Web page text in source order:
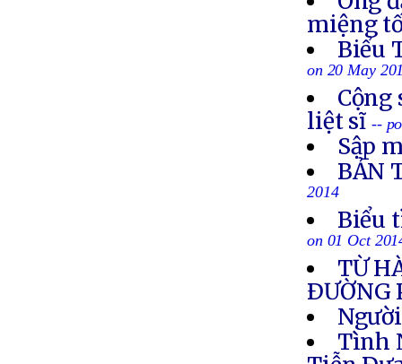
miệng
Biểu
on 20 May
Cộng
liệt sĩ --
Sập
BẢN
2014
Biểu
on 01 Oct
TỪ
ÐƯỜNG
Tình